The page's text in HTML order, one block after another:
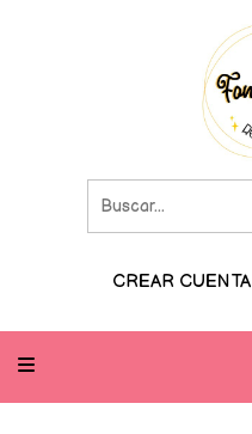
CREAR CUENTA